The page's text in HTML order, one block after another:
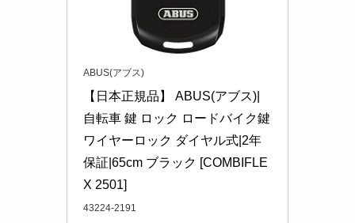
ABUS(アブス)
【日本正規品】 ABUS(アブス)|
自転車 鍵 ロック ロードバイク鍵
ワイヤーロック ダイヤル式|2年
保証|65cm ブラック [COMBIFLE
X 2501]
43224-2191